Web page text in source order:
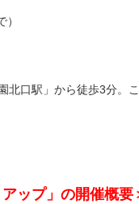
北口駅」から徒歩3分。
ップ」の開催概要